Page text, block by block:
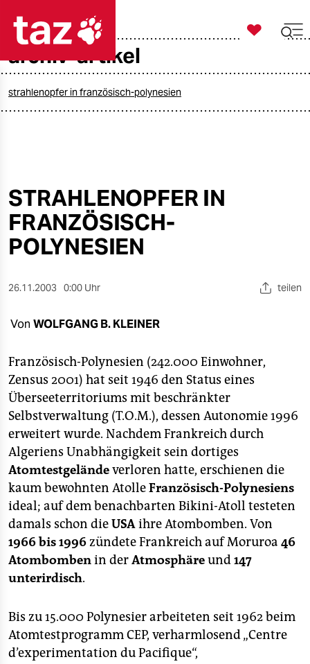
taz zahl ich
öko
gesellschaft
kultur
sport
wahrheit
verlag
verlag
veranstaltungen
shop
fragen & hilfe
unterstützen
epaper login

taz zahl ich
archiv-artikel
strahlenopfer in französisch-polynesien
STRAHLENOPFER IN
FRANZÖSISCH-
POLYNESIEN
26.11.2003 0:00 Uhr teilen
Von WOLFGANG B. KLEINER
Französisch-Polynesien (242.000 Einwohner,
Zensus 2001) hat seit 1946 den Status eines
Überseeterritoriums mit beschränkter
Selbstverwaltung (T.O.M.), dessen Autonomie 1996
erweitert wurde. Nachdem Frankreich durch
Algeriens Unabhängigkeit sein dortiges
Atomtestgeländeverloren hatte, erschienen die
kaum bewohnten AtolleFranzösisch-Polynesiens
ideal; auf dem benachbarten Bikini-Atoll testeten
damals schon dieUSAihre Atombomben. Von
1966 bis 1996zündete Frankreich auf Moruroa 46
Atombombenin derAtmosphäreund147
unterirdisch.
Bis zu 15.000 Polynesier arbeiteten seit 1962 beim
Atomtestprogramm CEP, verharmlosend „Centre
d’experimentation du Pacifique“,